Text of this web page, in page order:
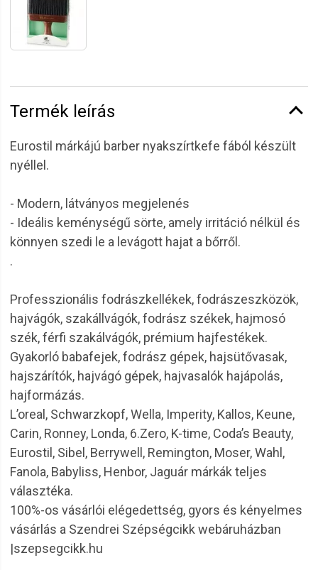
Termék leírás
Eurostil márkájú barber nyakszírtkefe fából készült
nyéllel.
- Modern, látványos megjelenés
- Ideális keménységű sörte, amely irritáció nélkül és
könnyen szedi le a levágott hajat a bőrről.
.
Professzionális fodrászkellékek, fodrászeszközök,
hajvágók, szakállvágók, fodrász székek, hajmosó
szék, férfi szakálvágók, prémium hajfestékek.
Gyakorló babafejek, fodrász gépek, hajsütővasak,
hajszárítók, hajvágó gépek, hajvasalók hajápolás,
hajformázás.
L’oreal, Schwarzkopf, Wella, Imperity, Kallos, Keune,
Carin, Ronney, Londa, 6.Zero, K-time, Coda’s Beauty,
Eurostil, Sibel, Berrywell, Remington, Moser, Wahl,
Fanola, Babyliss, Henbor, Jaguár márkák teljes
választéka.
100%-os vásárlói elégedettség, gyors és kényelmes
vásárlás a Szendrei Szépségcikk webáruházban
|szepsegcikk.hu